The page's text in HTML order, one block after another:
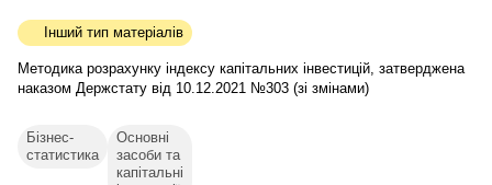
Інший тип матеріалів
Методика розрахунку індексу капітальних інвестицій, затверджена
наказом Держстату від 10.12.2021 №303 (зі змінами)
Бізнес-
статистика
Основні
засоби та
капітальні